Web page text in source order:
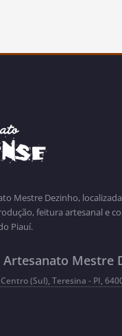
Mestre Dezinho,
feitura artesanal e
Piauí.
Artesanato Mestre
(Sul), Teresina - PI,